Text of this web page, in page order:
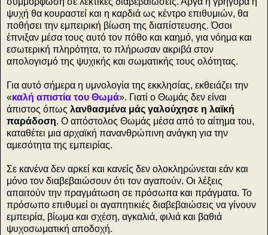
ψυχή θα κουραστεί και η καρδιά ως κέντρο επιθυμιών, θα
ποθήσει την εμπειρική βίωση της διαπίστευσης. Όσοι
έπνιξαν μέσα τους αυτό τον πόθο και καημό, για νόημα και
εσωτερική πληρότητα, το πλήρωσαν ακριβά στον
απολογισμό της ψυχικής και σωματικής τους ολότητας.
Για αυτό σήμερα η υμνολογία της εκκλησίας, εκθειάζει την
«καλή απιστία του Θωμά». Γιατί ο Θωμάς δεν είναι
άπιστος όπως λανθασμένα μάς γαλούχησε η λαϊκή
παράδοση. Ο απόστολος Θωμάς μέσα από το αίτημα του,
καταθέτει μια αρχαϊκή πανανθρώπινη ανάγκη για την
αμεσότητα της εμπειρίας.
Σε κανένα δεν αρκεί και κανείς δεν ολοκληρώνεται εάν και
μόνο τον διαβεβαιώσουν ότι τον αγαπούν. Οι λέξεις
απαιτούν την πραγμάτωση σε πρόσωπα και πράγματα. Το
πρόσωπο επιθυμεί οι αγαπητικιές διαβεβαιώσεις να γίνουν
εμπειρία, βίωμα και σχέση, αγκαλιά, φιλιά και βαθιά
ψυχοσωματική αποδοχή.